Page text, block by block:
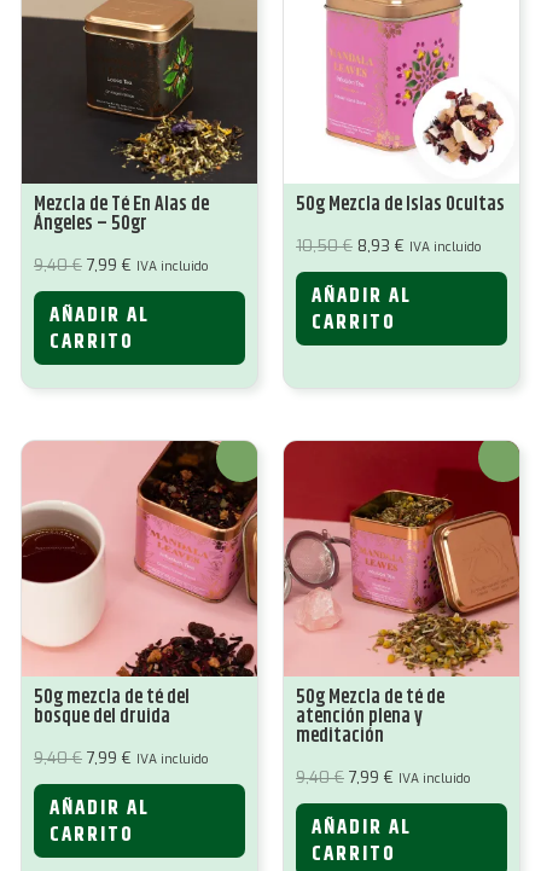
Mezcla de Té En Alas de
Ángeles – 50gr
9,40€ El
original
era:
9,40 €.
7,99 € El
actual
es:
7,99 €.
IVA incluido
AÑADIR AL
CARRITO
50g Mezcla de Islas Ocultas
10,50€ El
original
era:
10,50 €.
8,93 € El
actual
es:
8,93 €.
IVA incluido
AÑADIR AL
CARRITO
¡Oferta!
50g mezcla de té del
bosque del druida
9,40€ El
original
era:
9,40 €.
7,99 € El
actual
es:
7,99 €.
IVA incluido
AÑADIR AL
CARRITO
¡Oferta!
50g Mezcla de té de
atención plena y
meditación
9,40€ El
original
era:
9,40 €.
7,99 € El
actual
es:
7,99 €.
IVA incluido
AÑADIR AL
CARRITO